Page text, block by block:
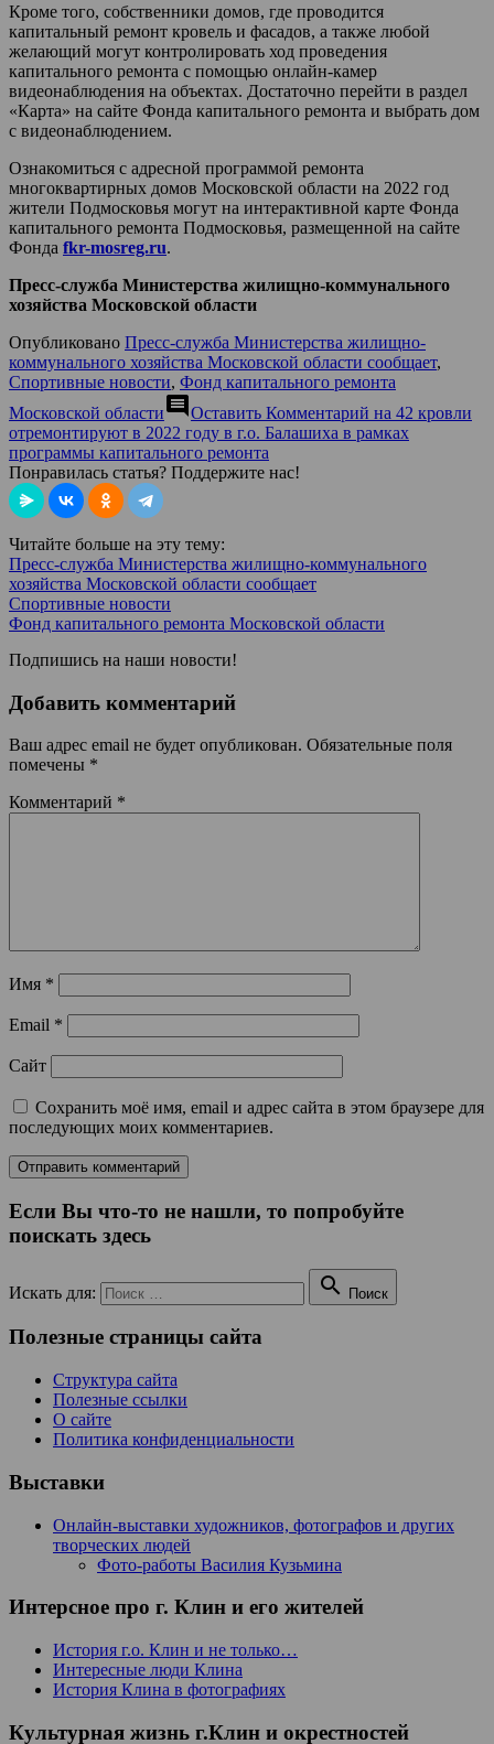
Кроме того, собственники домов, где проводится
капитальный ремонт кровель и фасадов, а также любой
желающий могут контролировать ход проведения
капитального ремонта с помощью онлайн-камер
видеонаблюдения на объектах. Достаточно перейти в раздел
«Карта» на сайте Фонда капитального ремонта и выбрать дом
с видеонаблюдением.
Ознакомиться с адресной программой ремонта
многоквартирных домов Московской области на 2022 год
жители Подмосковья могут на интерактивной карте Фонда
капитального ремонта Подмосковья, размещенной на сайте
Фонда fkr-mosreg.ru.
Пресс-служба Министерства жилищно-коммунального
хозяйства Московской области
Опубликовано Пресс-служба Министерства жилищно-
коммунального хозяйства Московской области сообщает,
Спортивные новости, Фонд капитального ремонта
Московской областиcomment Оставить Комментарий на 42 кровли
отремонтируют в 2022 году в г.о. Балашиха в рамках
программы капитального ремонта
Понравилась статья? Поддержите нас!
Читайте больше на эту тему:
Пресс-служба Министерства жилищно-коммунального
хозяйства Московской области сообщает
Спортивные новости
Фонд капитального ремонта Московской области
Подпишись на наши новости!
Добавить комментарий
Ваш адрес email не будет опубликован. Обязательные поля
помечены *
Комментарий *
Имя *
Email *
Сайт
Сохранить моё имя, email и адрес сайта в этом браузере для
последующих моих комментариев.
Если Вы что-то не нашли, то попробуйте
поискать здесь
Искать для:  Поиск
Полезные страницы сайта
Структура сайта
Полезные ссылки
О сайте
Политика конфиденциальности
Выставки
Онлайн-выставки художников, фотографов и других
творческих людей
Фото-работы Василия Кузьмина
Интерсное про г. Клин и его жителей
История г.о. Клин и не только…
Интересные люди Клина
История Клина в фотографиях
Культурная жизнь г.Клин и окрестностей